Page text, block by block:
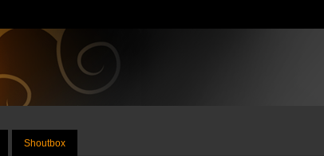
Shoutbox